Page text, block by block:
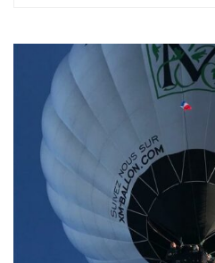
Some do the « Tour de France » in a